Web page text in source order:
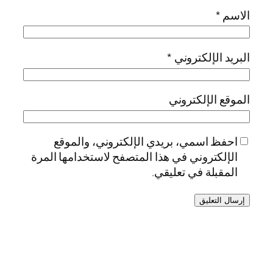
الاسم*
البريد الإلكتروني *
الموقع الإلكتروني
احفظ اسمي، بريدي الإلكتروني، والموقع
الإلكتروني في هذا المتصفح لاستخدامها المرة
المقبلة في تعليقي.